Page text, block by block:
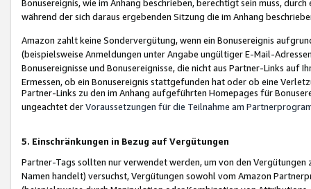
Bonusereignis, wie im Anhang beschrieben, berechtigt sein muss,
während der sich daraus ergebenden Sitzung die im Anhang
Amazon zahlt keine Sondervergütung, wenn ein Bonusereignis
(beispielsweise Anmeldungen unter Angabe ungültiger E-Mail-
Bonusereignisse und Bonusereignisse, die nicht aus Partner-Links auf
Ermessen, ob ein Bonusereignis stattgefunden hat oder ob eine
Partner-Links zu den im Anhang aufgeführten Homepages für
ungeachtet derVoraussetzungen für die Teilnahme am
5. Einschränkungen in Bezug auf Vergütungen
Partner-Tags sollten nur verwendet werden, um von den
Namen handelt) versuchst, Vergütungen sowohl vom Amazon